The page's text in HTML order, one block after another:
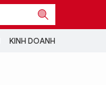
KINH DOANH